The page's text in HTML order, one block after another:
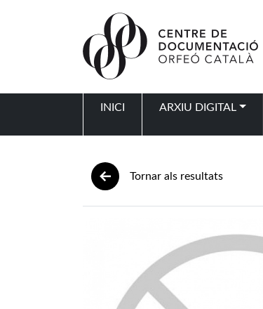
INICI ARXIU DIGITAL
Tornar als resultats